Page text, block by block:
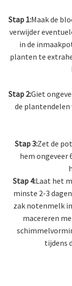
Stap 1:Maak de
verwijder
in de
planten te
Stap 2:Giet
de
Stap 3:Zet de
hem ongeveer
Stap 4:Laat het
minste 2-3
zak notenmelk
macereren
tijdens